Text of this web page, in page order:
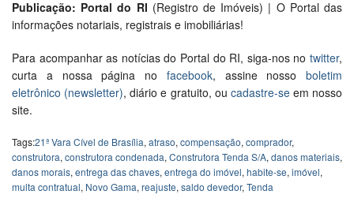
Publicação: Portal do RI (Registro de Imóveis) | O Portal das
informações notariais, registrais e imobiliárias!
Para acompanhar as notícias do Portal do RI, siga-nos no twitter,
curta a nossa página no facebook, assine nosso boletim
eletrônico (newsletter), diário e gratuito, ou cadastre-seem nosso
site.
Tags:21ª Vara Cível de Brasília, atraso, compensação, comprador,
construtora, construtora condenada, Construtora Tenda S/A, danos materiais,
danos morais, entrega das chaves, entrega do imóvel, habite-se, imóvel,
multa contratual, Novo Gama, reajuste, saldo devedor, Tenda